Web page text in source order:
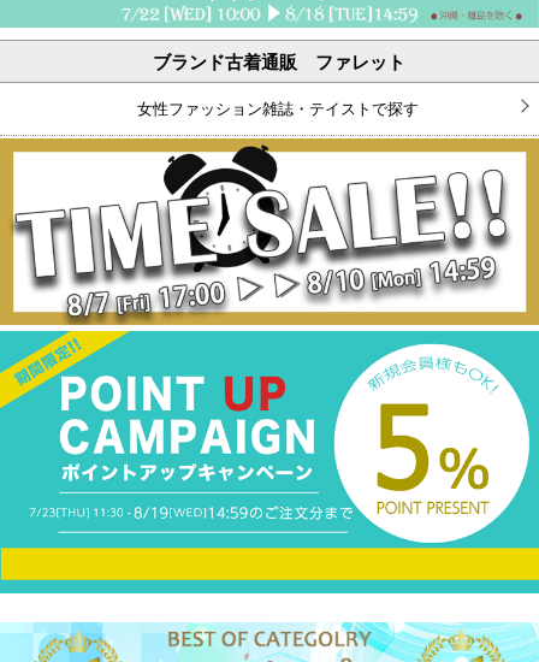
ブランド古着通販 ファレット
女性ファッション雑誌・テイストで探す